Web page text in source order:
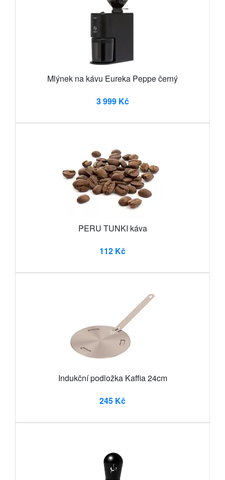
Mlýnek na kávu Eureka Peppe černý
3 999 Kč
PERU TUNKI káva
112 Kč
Indukční podložka Kaffia 24cm
245 Kč